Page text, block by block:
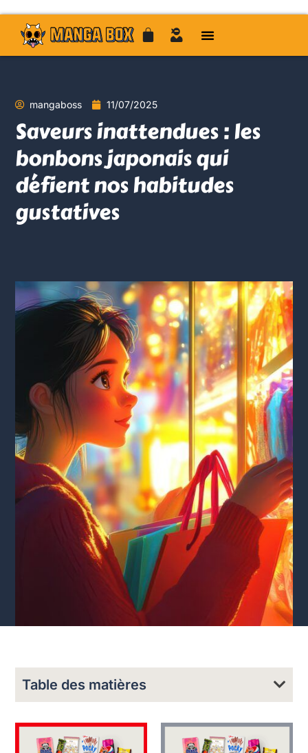
mangaboss 11/07/2025
Saveurs inattendues : les
bonbons japonais qui
défient nos habitudes
gustatives
Table des matières